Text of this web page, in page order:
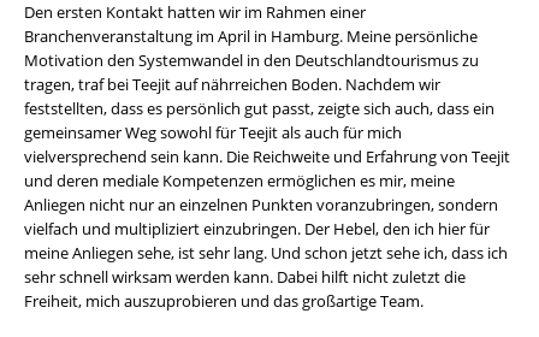
Den ersten Kontakt hatten wir im Rahmen einer
Branchenveranstaltung im April in Hamburg. Meine persönliche
Motivation den Systemwandel in den Deutschlandtourismus zu
tragen, traf bei Teejit auf nährreichen Boden. Nachdem wir
feststellten, dass es persönlich gut passt, zeigte sich auch, dass ein
gemeinsamer Weg sowohl für Teejit als auch für mich
vielversprechend sein kann. Die Reichweite und Erfahrung von Teejit
und deren mediale Kompetenzen ermöglichen es mir, meine
Anliegen nicht nur an einzelnen Punkten voranzubringen, sondern
vielfach und multipliziert einzubringen. Der Hebel, den ich hier für
meine Anliegen sehe, ist sehr lang. Und schon jetzt sehe ich, dass ich
sehr schnell wirksam werden kann. Dabei hilft nicht zuletzt die
Freiheit, mich auszuprobieren und das großartige Team.